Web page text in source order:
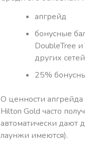
апгрейд
бонусные
DoubleTree
других сетей
25%
О ценности апгрейда
Hilton Gold часто
автоматически дают
лаунжи имеются).